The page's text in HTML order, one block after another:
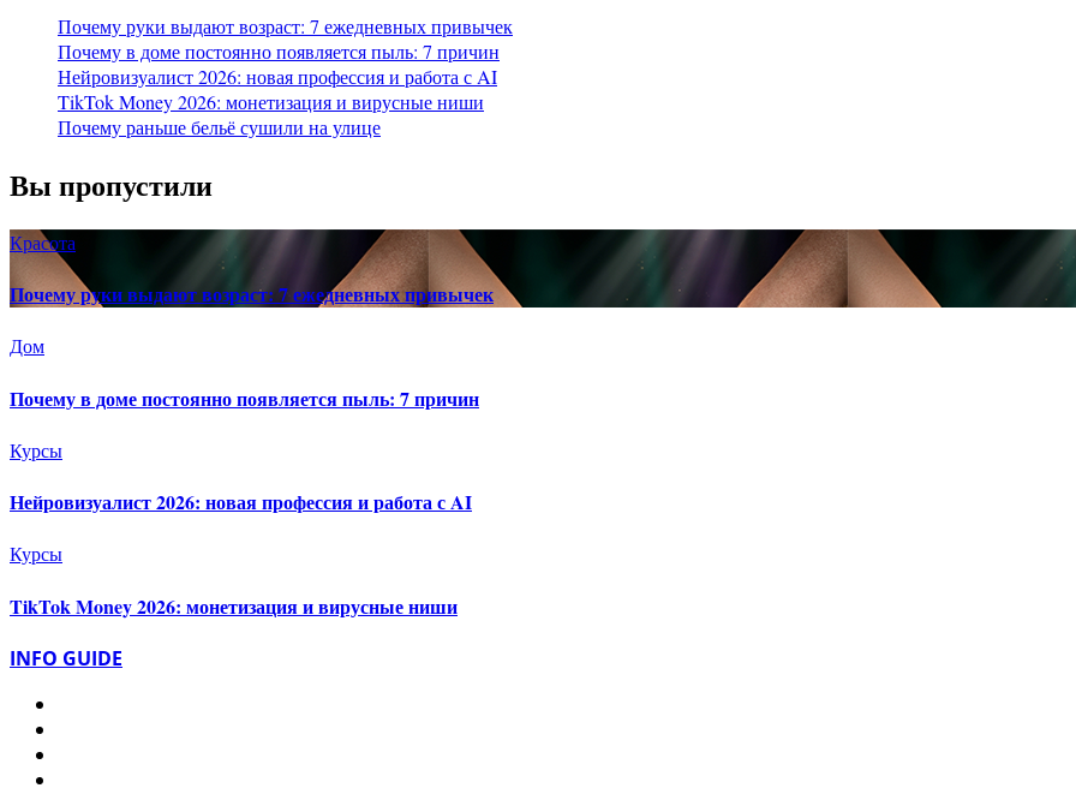
Почему руки выдают возраст: 7 ежедневных привычек
Почему в доме постоянно появляется пыль: 7 причин
Нейровизуалист 2026: новая профессия и работа с AI
TikTok Money 2026: монетизация и вирусные ниши
Почему раньше бельё сушили на улице
Вы пропустили
Красота
Почему руки выдают возраст: 7 ежедневных привычек
Дом
Почему в доме постоянно появляется пыль: 7 причин
Курсы
Нейровизуалист 2026: новая профессия и работа с AI
Курсы
TikTok Money 2026: монетизация и вирусные ниши
INFO GUIDE